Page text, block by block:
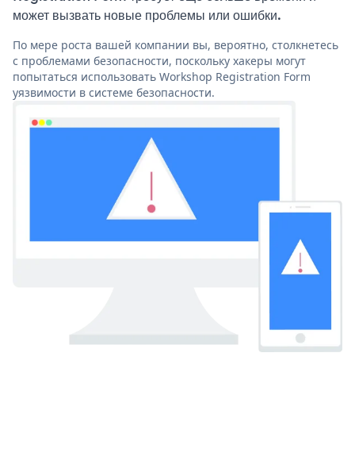
может вызвать новые проблемы или ошибки.
По мере роста вашей компании вы, вероятно, столкнетесь
с проблемами безопасности, поскольку хакеры могут
попытаться использовать Workshop Registration Form
уязвимости в системе безопасности.